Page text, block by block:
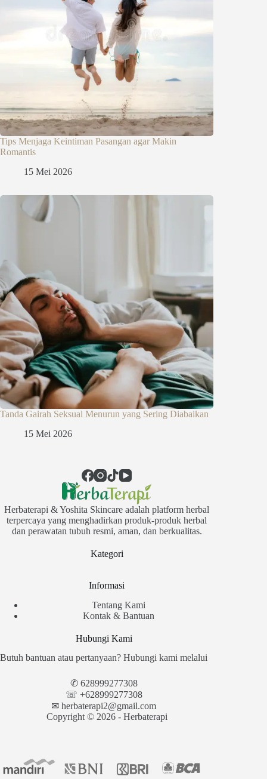
Tips Menjaga Keintiman Pasangan agar Makin
Romantis
15 Mei 2026
Tanda Gairah Seksual Menurun yang Sering Diabaikan
15 Mei 2026
Herbaterapi & Yoshita Skincare adalah platform herbal
terpercaya yang menghadirkan produk-produk herbal
dan perawatan tubuh resmi, aman, dan berkualitas.
Kategori
Informasi
Tentang Kami
Kontak & Bantuan
Hubungi Kami
Butuh bantuan atau pertanyaan? Hubungi kami melalui
✆ 628999277308
☏ +628999277308
✉︎ herbaterapi2@gmail.com
Copyright © 2026 - Herbaterapi